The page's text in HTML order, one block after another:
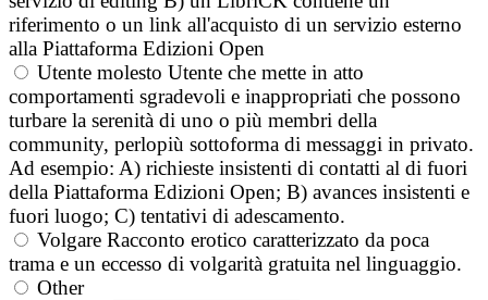
riferimento o un link all'acquisto di un servizio esterno
alla Piattaforma Edizioni Open
Utente molesto Utente che mette in atto
comportamenti sgradevoli e inappropriati che possono
turbare la serenità di uno o più membri della
community, perlopiù sottoforma di messaggi in privato.
Ad esempio: A) richieste insistenti di contatti al di fuori
della Piattaforma Edizioni Open; B) avances insistenti e
fuori luogo; C) tentativi di adescamento.
Volgare Racconto erotico caratterizzato da poca
trama e un eccesso di volgarità gratuita nel linguaggio.
Other